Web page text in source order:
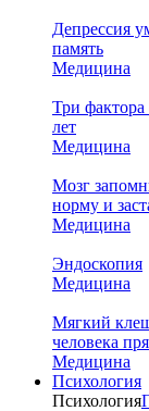
Депрессия
память
Медицина
Три
лет
Медицина
Мозг
норму и
Медицина
Эндоскопия
Медицина
Мягкий
человека
Медицина
Психология
Психология